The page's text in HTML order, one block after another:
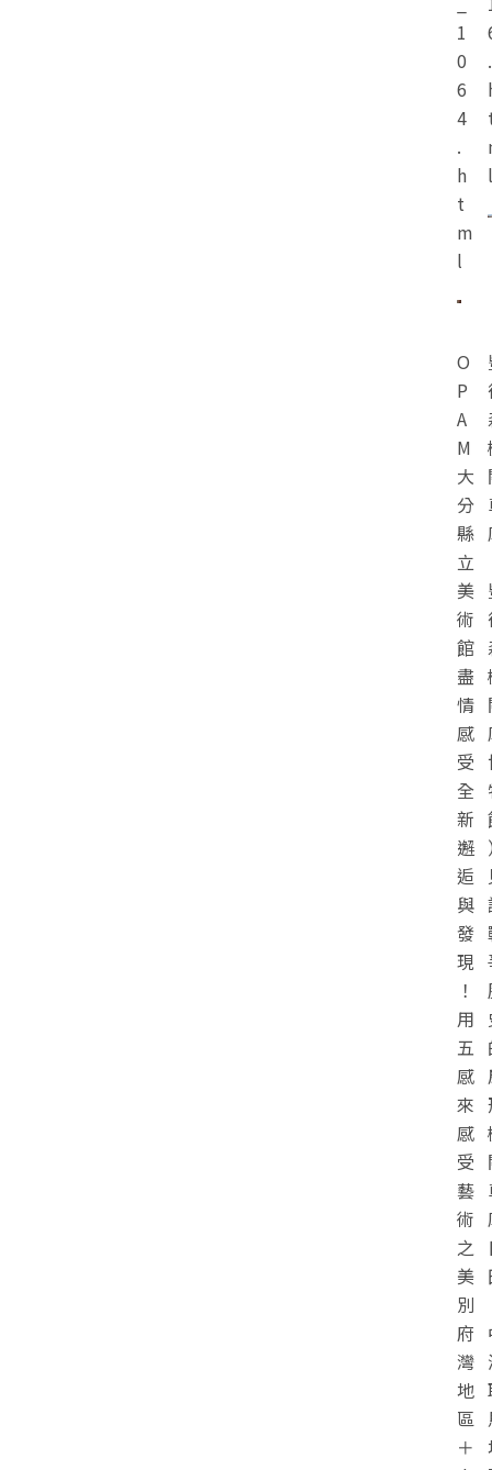
1
0
6
4
.
h
t
m
l
.
l
O
P
A
M
大
分
縣
立
美
術
館
盡
情
感
受
全
新
邂
逅
與
發
現
！
用
五
感
來
感
受
藝
術
之
美
別
府
灣
地
區
＋